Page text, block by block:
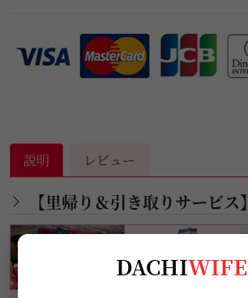
説明 レビュー
【里帰り＆引き取りサービス】
DACHIWIFE